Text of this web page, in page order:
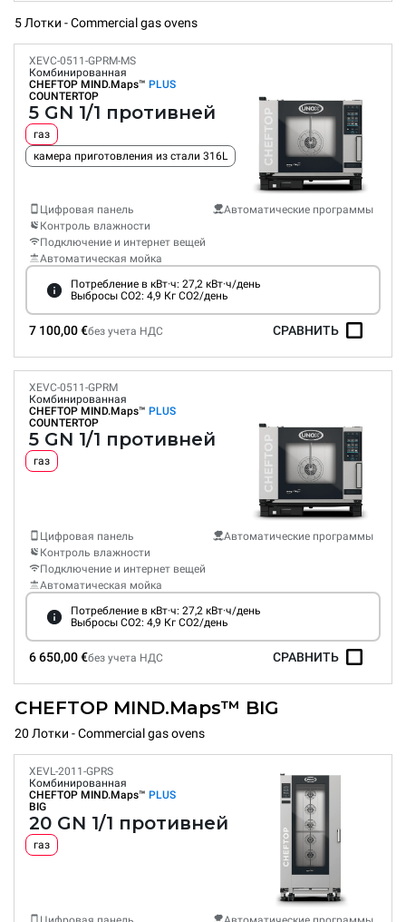
5 Лотки - Commercial gas ovens
XEVC-0511-GPRM-MS
Комбинированная
CHEFTOP MIND.Maps™ PLUS
COUNTERTOP
5 GN 1/1 противней
газ
камера приготовления из стали 316L
Цифровая панель
Контроль влажности
Подключение и интернет вещей
Автоматическая мойка
Автоматические программы
Потребление в кВт·ч: 27,2 кВт·ч/день
Выбросы CO2: 4,9 Кг CO2/день
7 100,00 €без учета НДС СРАВНИТЬ
XEVC-0511-GPRM
Комбинированная
CHEFTOP MIND.Maps™ PLUS
COUNTERTOP
5 GN 1/1 противней
газ
Цифровая панель
Контроль влажности
Подключение и интернет вещей
Автоматическая мойка
Автоматические программы
Потребление в кВт·ч: 27,2 кВт·ч/день
Выбросы CO2: 4,9 Кг CO2/день
6 650,00 €без учета НДС СРАВНИТЬ
CHEFTOP MIND.Maps™ BIG
20 Лотки - Commercial gas ovens
XEVL-2011-GPRS
Комбинированная
CHEFTOP MIND.Maps™ PLUS
BIG
20 GN 1/1 противней
газ